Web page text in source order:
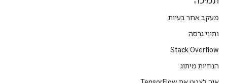
מעקב אחר בעיות
נתוני גרסה
Stack Overflow
הנחיות מיתוג